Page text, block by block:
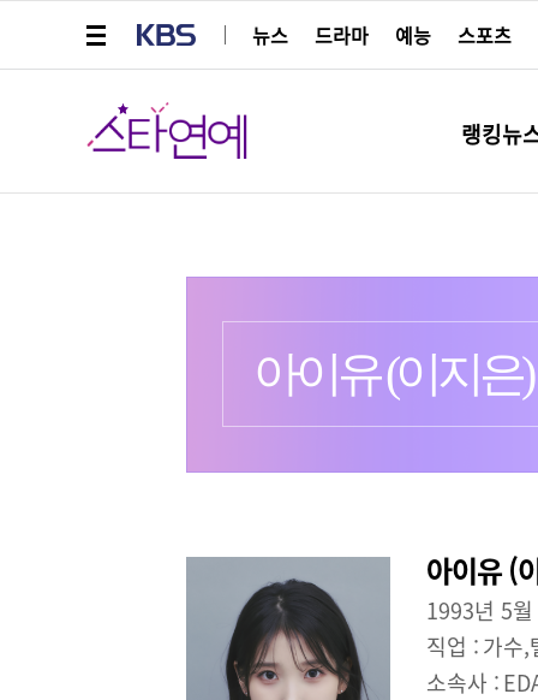
뉴스
드라마 예능 스포츠
스타연예
랭킹뉴
아이유 (이지은)
프로필
아이유 (
출생 :
1993년 5
직업 :가수,
소속사 :
더보기